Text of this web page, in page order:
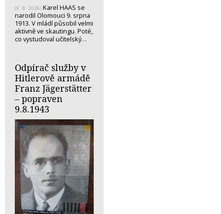
(9. 8. 2026) Karel HAAS se
narodil Olomouci 9. srpna
1913. V mládí působil velmi
aktivně ve skautingu. Poté,
co vystudoval učitelský…
Odpírač služby v
Hitlerově armádě
Franz Jägerstätter
– popraven
9.8.1943